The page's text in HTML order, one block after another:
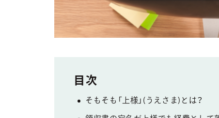
そもそも「上様」(うえさま)とは？